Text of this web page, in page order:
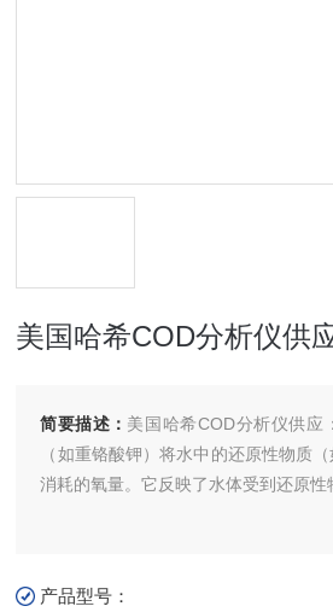
美国哈希COD分析仪供
简要描述： 美国哈希COD分析仪供应
（如重铬酸钾）将水中的还原性物质
消耗的氧量。它反映了水体受到还原性
产品型号：